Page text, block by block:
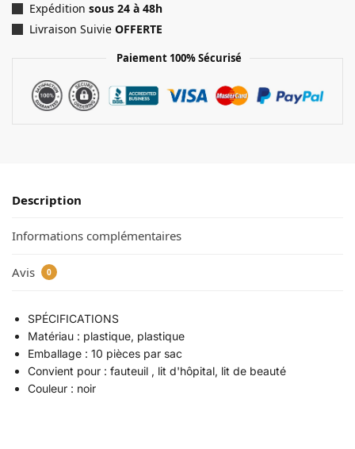
Expédition sous 24 à 48h
Livraison Suivie OFFERTE
Paiement 100% Sécurisé
Description
Informations complémentaires
Avis 0
SPÉCIFICATIONS
Matériau : plastique, plastique
Emballage : 10 pièces par sac
Convient pour : fauteuil , lit d'hôpital, lit de beauté
Couleur : noir